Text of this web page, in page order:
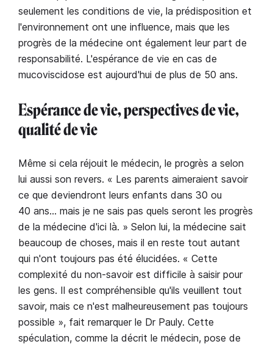
seulement les conditions de vie, la prédisposition et
l'environnement ont une influence, mais que les
progrès de la médecine ont également leur part de
responsabilité. L'espérance de vie en cas de
mucoviscidose est aujourd'hui de plus de 50 ans.
Espérance de vie, perspectives de vie,
qualité de vie
Même si cela réjouit le médecin, le progrès a selon
lui aussi son revers. « Les parents aimeraient savoir
ce que deviendront leurs enfants dans 30 ou
40 ans… mais je ne sais pas quels seront les progrès
de la médecine d'ici là. » Selon lui, la médecine sait
beaucoup de choses, mais il en reste tout autant
qui n'ont toujours pas été élucidées. « Cette
complexité du non-savoir est difficile à saisir pour
les gens. Il est compréhensible qu'ils veuillent tout
savoir, mais ce n'est malheureusement pas toujours
possible », fait remarquer le Dr Pauly. Cette
spéculation, comme la décrit le médecin, pose de